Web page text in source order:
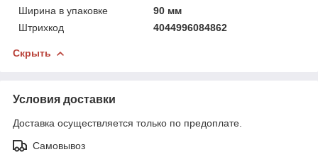
Ширина в упаковке
90 мм
Штрихкод
4044996084862
Скрыть
Условия доставки
Доставка осуществляется только по предоплате.
Самовывоз